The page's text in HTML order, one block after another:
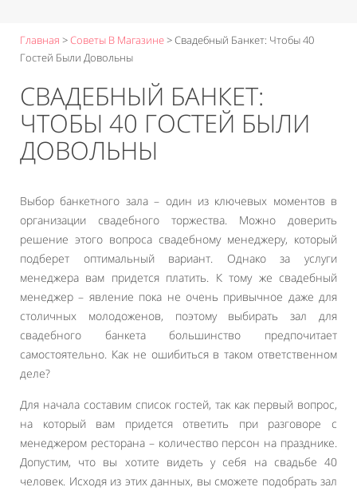
Главная >Советы В Магазине>Свадебный Банкет: Чтобы 40
Гостей Были Довольны
СВАДЕБНЫЙ БАНКЕТ:
ЧТОБЫ 40 ГОСТЕЙ БЫЛИ
ДОВОЛЬНЫ
Выбор банкетного зала – один из ключевых моментов в
организации свадебного торжества. Можно доверить
решение этого вопроса свадебному менеджеру, который
подберет оптимальный вариант. Однако за услуги
менеджера вам придется платить. К тому же свадебный
менеджер – явление пока не очень привычное даже для
столичных молодоженов, поэтому выбирать зал для
свадебного банкета большинство предпочитает
самостоятельно. Как не ошибиться в таком ответственном
деле?
Для начала составим список гостей, так как первый вопрос,
на который вам придется ответить при разговоре с
менеджером ресторана – количество персон на празднике.
Допустим, что вы хотите видеть у себя на свадьбе 40
человек. Исходя из этих данных, вы сможете подобрать зал